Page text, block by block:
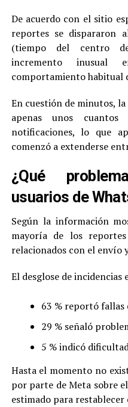
De acuerdo con el sitio
reportes se dispararon
(tiempo del centro
incremento inusual
comportamiento habitual
En cuestión de minutos,
apenas unos
notificaciones, lo que
comenzó a extenderse
¿Qué
usuarios de
Según la información
mayoría de los
relacionados con el envío
El desglose de incidencias
63 % reportó fallas
29 % señaló
5 % indicó
Hasta el momento no
por parte de Meta sobre
estimado para restablecer